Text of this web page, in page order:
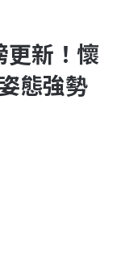
新！懷
態強勢